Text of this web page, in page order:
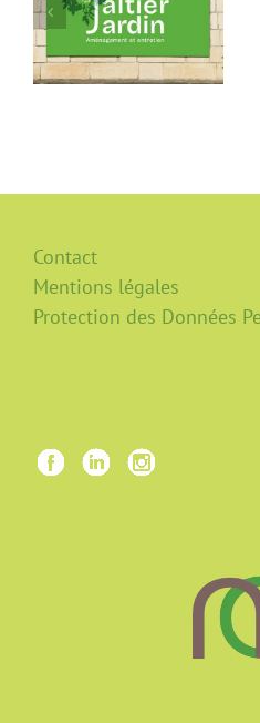
Jaltier Jardin
Contact
Mentions légales
Protection des Données